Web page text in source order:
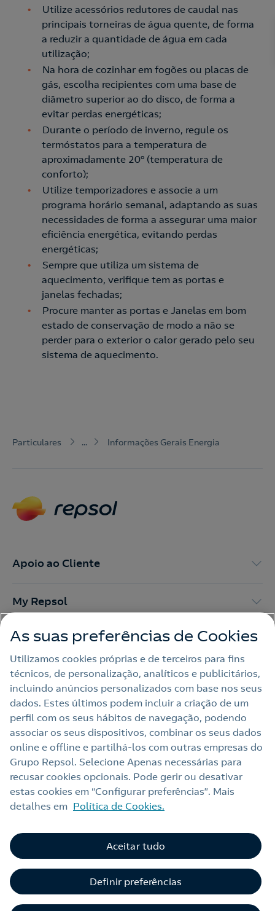
Contacte-nos
Linha Geral
210 540 000
Utilize acessórios redutores de caudal nas
principais torneiras de água quente, de forma
a reduzir a quantidade de água em cada
utilização;
Na hora de cozinhar em fogões ou placas de
gás, escolha recipientes com uma base de
diâmetro superior ao do disco, de forma a
evitar perdas energéticas;
Durante o período de inverno, regule os
termóstatos para a temperatura de
aproximadamente 20º (temperatura de
conforto);
Utilize temporizadores e associe a um
programa horário semanal, adaptando as suas
necessidades de forma a assegurar uma maior
eficiência energética, evitando perdas
energéticas;
Sempre que utiliza um sistema de
aquecimento, verifique tem as portas e
janelas fechadas;
Procure manter as portas e Janelas em bom
estado de conservação de modo a não se
perder para o exterior o calor gerado pelo seu
sistema de aquecimento.
Particulares ... Informações Gerais Energia
Apoio ao Cliente
My Repsol
Outras Energias
Links Úteis
Nota legal
Política de privacidade
Política de cookies
Termos e Condições My Repsol
Alerta por fraude
Livro de Reclamações Online
Canal de Ética e Conformidade
As suas preferências de Cookies
Utilizamos cookies próprias e de terceiros para fins
técnicos, de personalização, analíticos e publicitários,
incluindo anúncios personalizados com base nos seus
dados. Estes últimos podem incluir a criação de um
perfil com os seus hábitos de navegação, podendo
associar os seus dispositivos, combinar os seus dados
online e offline e partilhá‑los com outras empresas do
Grupo Repsol. Selecione Apenas necessárias para
recusar cookies opcionais. Pode gerir ou desativar
estas cookies em “Configurar preferências”. Mais
detalhes em Política de Cookies.
Definir preferências
Aceitar tudo